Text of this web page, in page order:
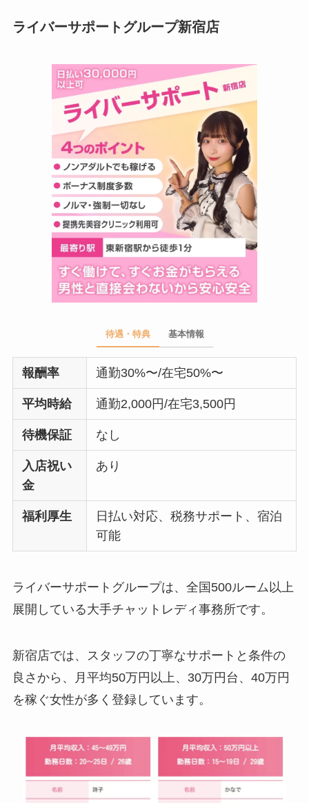
ライバーサポートグループ新宿店
待遇・特典 基本情報
報酬率 通勤30%〜/在宅50%〜
平均時給 通勤2,000円/在宅3,500円
待機保証 なし
入店祝い
金
あり
福利厚生
日払い対応、税務サポート、宿泊
可能
ライバーサポートグループは、全国500ルーム以上
展開している大手チャットレディ事務所です。
新宿店では、スタッフの丁寧なサポートと条件の
良さから、月平均50万円以上、30万円台、40万円
を稼ぐ女性が多く登録しています。